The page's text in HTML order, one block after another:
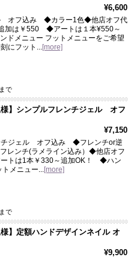
¥6,600
オフ込み ◆カラー1色◆他店オフ代
は￥550 ◆アートは１本¥550～
メニュー フットメニューをご希望
にフット...[more]
で
様】シンプルフレンチジェル オフ
¥7,150
チジェル オフ込み ◆フレンチor逆
レンチ(ラメライン込み）◆他店オフ
トは1本￥330～追加OK！ ◆ハン
トメニュー...[more]
で
様】定額ハンドデザインネイル オ
¥9,900